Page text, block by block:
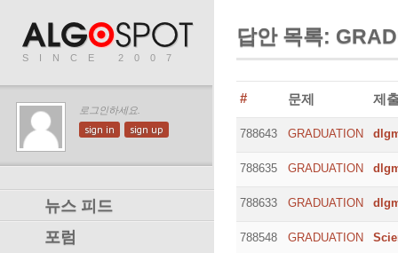
SINCE 2007
로그인하세요.
sign in sign up
뉴스 피드
포럼
답안 목록:
# 문제 제
788643 GRADUATION
788635 GRADUATION
788633 GRADUATION
788548 GRADUATION